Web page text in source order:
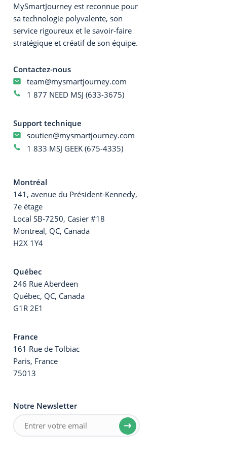
MySmartJourney est reconnue pour
sa technologie polyvalente, son
service rigoureux et le savoir-faire
stratégique et créatif de son équipe.
Contactez-nous
team@mysmartjourney.com
1 877 NEED MSJ (633-3675)
Support technique
soutien@mysmartjourney.com
1 833 MSJ GEEK (675-4335)
Montréal
141, avenue du Président-Kennedy,
7e étage
Local SB-7250, Casier #18
Montreal, QC, Canada
H2X 1Y4
Québec
246 Rue Aberdeen
Québec, QC, Canada
G1R 2E1
France
161 Rue de Tolbiac
Paris, France
75013
Notre Newsletter